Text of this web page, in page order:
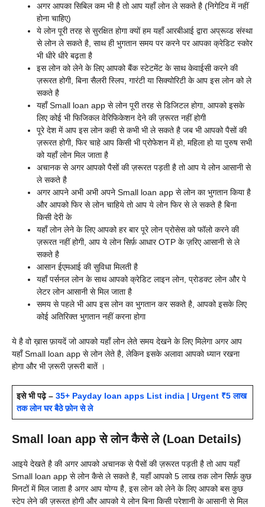
अगर आपका सिबिल कम भी है तो आप यहाँ लोन ले सकते है (निगेटिव में नहीं
होना चाहिए)
ये लोन पूरी तरह से सुरक्षित होगा क्यों हम यहाँ आरबीआई द्वारा अप्रूव्ड संस्था
से लोन ले सकते है, साथ ही भुगतान समय पर करने पर आपका क्रेडिट स्कोर
भी धीरे धीरे बढ़ता है
इस लोन को लेने के लिए आपको बैंक स्टेटमेंट के साथ केवाईसी करने की
ज़रूरत होगी, बिना सैलरी स्लिप, गारंटी या सिक्योरिटी के आप इस लोन को ले
सकते है
यहाँSmall loan app से लोन पूरी तरह से डिजिटल होगा, आपको इसके
लिए कोई भी फिजिकल वेरिफिकेशन देने की ज़रूरत नहीं होगी
पूरे देश में आप इस लोन कही से कभी भी ले सकते है जब भी आपको पैसों की
ज़रूरत होगी, फिर चाहे आप किसी भी प्रोफेशन में हो, महिला हो या पुरुष सभी
को यहाँ लोन मिल जाता है
अचानक से अगर आपको पैसों की ज़रूरत पड़ती है तो आप ये लोन आसानी से
ले सकते है
अगर आपने अभी अभी अपने Small loan app से लोन का भुगतान किया है
और आपको फिर से लोन चाहिये तो आप ये लोन फिर से ले सकते है बिना
किसी देरी के
यहाँ लोन लेने के लिए आपको हर बार पूरे लोन प्रोसेस को फॉलो करने की
ज़रूरत नहीं होगी, आप ये लोन सिर्फ़ आधार OTP के ज़रिए आसानी से ले
सकते है
आसान ईएमआई की सुविधा मिलती है
यहाँ पर्सनल लोन के साथ आपको क्रेडिट लाइन लोन, प्रोडक्ट लोन और पे
लेटर लोन आसानी से मिल जाता है
समय से पहले भी आप इस लोन का भुगतान कर सकते है, आपको इसके लिए
कोई अतिरिक्त भुगतान नहीं करना होगा
ये है वो ख़ास फ़ायदें जो आपको यहाँ लोन लेते समय देखने के लिए मिलेगा अगर आप
यहाँSmall loan app से लोन लेते है, लेकिन इसके अलावा आपको ध्यान रखना
होगा और भी ज़रूरी ज़रूरी बातें ।
इसे भी पढ़े – 35+ Payday loan apps List india | Urgent ₹5 लाख
तक लोन घर बैठे फ़ोन से ले
Small loan app से लोन कैसे ले (Loan Details)
आइये देखते है की अगर आपको अचानक से पैसों की ज़रूरत पड़ती है तो आप यहाँ
Small loan app से लोन कैसे ले सकते है, यहाँ आपको 5 लाख तक लोन सिर्फ़ कुछ
मिनटों में मिल जाता है अगर आप योग्य है, इस लोन को लेने के लिए आपको बस कुछ
स्टेप लेने की ज़रूरत होगी और आपको ये लोन बिना किसी परेशानी के आसानी से मिल